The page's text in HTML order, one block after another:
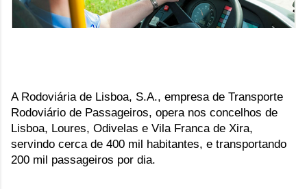
A Rodoviária de Lisboa, S.A., empresa de Transporte
Rodoviário de Passageiros, opera nos concelhos de
Lisboa, Loures, Odivelas e Vila Franca de Xira,
servindo cerca de 400 mil habitantes, e transportando
200 mil passageiros por dia.